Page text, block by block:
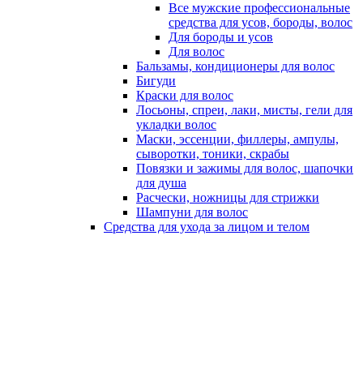
Все мужские профессиональные
средства для усов, бороды, волос
Для бороды и усов
Для волос
Бальзамы, кондиционеры для волос
Бигуди
Краски для волос
Лосьоны, спреи, лаки, мисты, гели для
укладки волос
Маски, эссенции, филлеры, ампулы,
сыворотки, тоники, скрабы
Повязки и зажимы для волос, шапочки
для душа
Расчески, ножницы для стрижки
Шампуни для волос
Средства для ухода за лицом и телом